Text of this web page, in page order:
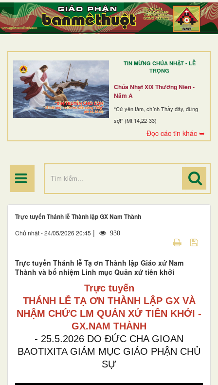
TIN MỪNG CHÚA NHẬT - LỄ
TRỌNG
Chúa Nhật XIX Thường Niên -
Năm A
“Cứ yên tâm, chính Thầy đây, đừng
sợ!” (Mt 14,22-33)
Đọc các tin khác ➥
TRANG NHẤT
GIỚI THIỆU
DÒNG TU
BAN MỤC VỤ
ĐOÀN THỂ CG
ĐIỂM HÀNH HƯƠNG
Trực tuyến Thánh lễ Thành lập GX Nam Thành
Chủ nhật - 24/05/2026 20:45 | 930
Trực tuyến Thánh lễ Tạ ơn Thành lập Giáo xứ Nam
Thành và bổ nhiệm Linh mục Quản xứ tiên khởi
Trực tuyến
THÁNH LỄ TẠ ƠN THÀNH LẬP GX VÀ
NHẬM CHỨC LM QUẢN XỨ TIÊN KHỞI -
GX.NAM THÀNH
- 25.5.2026 DO ĐỨC CHA GIOAN
BAOTIXITA GIÁM MỤC GIÁO PHẬN CHỦ
SỰ